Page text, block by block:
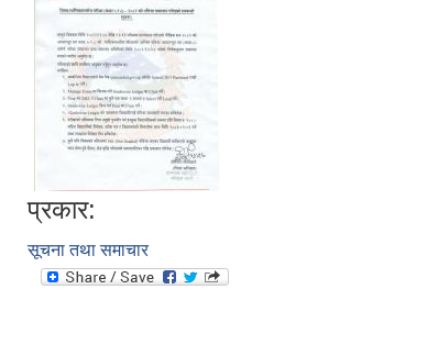
प्रकार:
सूचना तथा समाचार